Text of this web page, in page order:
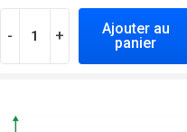
- +
Ajouter au
panier